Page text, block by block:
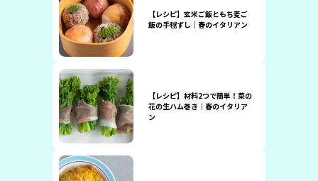
【レシピ】玄米ご飯ともち麦ご
飯の手毬ずし｜春のイタリアン
【レシピ】材料2つで簡単！菜の
花の生ハム巻き｜春のイタリア
ン